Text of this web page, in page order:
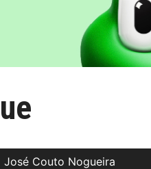
José Couto Nogueira